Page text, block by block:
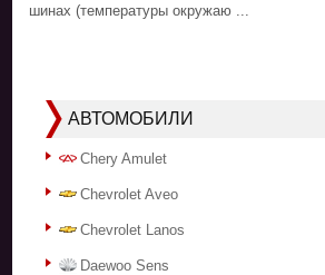
шинах (температуры окружаю ...
АВТОМОБИЛИ
Chery Amulet
Chevrolet Aveo
Chevrolet Lanos
Daewoo Sens